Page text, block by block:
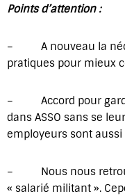
Points d’attention :
– A nouveau la
pratiques pour mieux
– Accord pour
dans ASSO sans se
employeurs sont aussi
– Nous nous
« salarié militant ».